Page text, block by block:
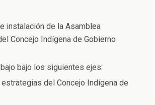
e instalación de la Asamblea
Concejo Indígena de Gobierno
bajo los siguientes ejes:
del Concejo Indígena de